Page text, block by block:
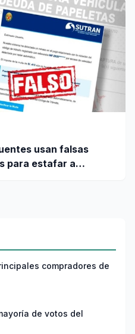
usan falsas
para estafar a
compradores de
de votos del